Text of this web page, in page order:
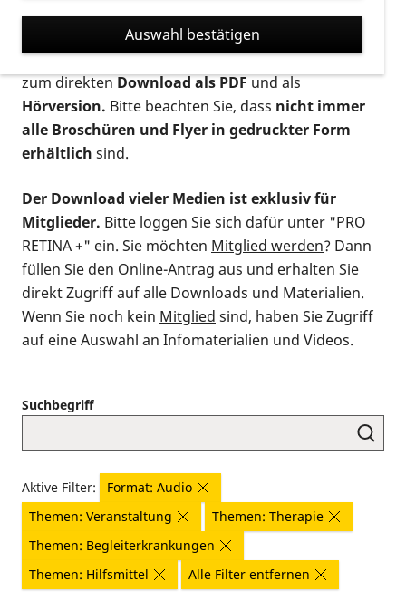
suchen. Die meisten Flyer und Broschüren werden in
verschiedenen Formaten angeboten: zur
postalischen Bestellung als gedruckte Variante
zum direktenDownload als PDFund als
Hörversion. Bitte beachten Sie, dass nicht immer
alle Broschüren und Flyer in gedruckter Form
erhältlich sind.
Der Download vieler Medien ist exklusiv für
Mitglieder. Bitte loggen Sie sich dafür unter "PRO
RETINA +" ein. Sie möchten Mitglied werden? Dann
füllen Sie den Online-Antrag aus und erhalten Sie
direkt Zugriff auf alle Downloads und Materialien.
Wenn Sie noch kein Mitglied sind, haben Sie Zugriff
auf eine Auswahl an Infomaterialien und Videos.
Suchbegriff
Aktive Filter:
Format: Audio
Themen: Veranstaltung
Themen: Therapie
Themen: Begleiterkrankungen
Themen: Hilfsmittel
Alle Filter entfernen
Auswahl bestätigen